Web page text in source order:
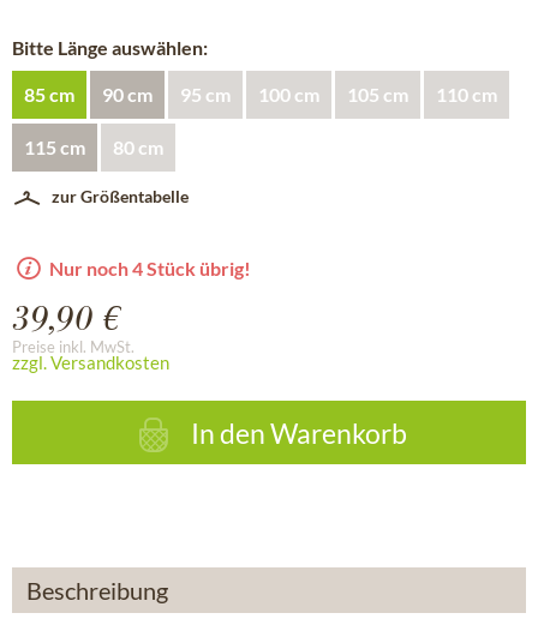
Bitte Länge auswählen:
85 cm 90 cm 95 cm 100 cm 105 cm 110 cm
115 cm 80 cm
zur Größentabelle
Nur noch 4 Stück übrig!
39,90 €
Preise inkl. MwSt.
zzgl. Versandkosten
In denWarenkorb
Beschreibung